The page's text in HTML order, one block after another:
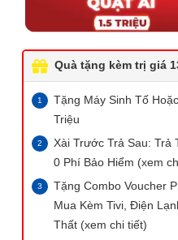
Quà tặng kèm trị giá
Tặng Máy Sinh Tố
Triệu
Xài Trước Trả Sau: Trả
0 Phí Bảo Hiểm (xem
Tặng Combo Voucher
Mua Kèm Tivi, Điện
Thất (xem chi tiết)